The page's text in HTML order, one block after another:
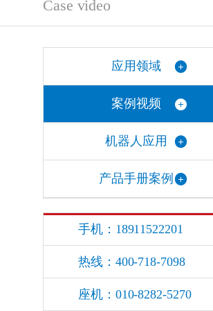
Case video
应用领域
案例视频
机器人应用
产品手册案例
手机：18911522201
热线：400-718-7098
座机：010-8282-5270